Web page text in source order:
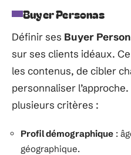
Buyer Personas
Définir ses Buyer
sur ses clients idéaux.
les contenus, de cibler
personnaliser
plusieurs critères :
Profil démographique :
géographique.